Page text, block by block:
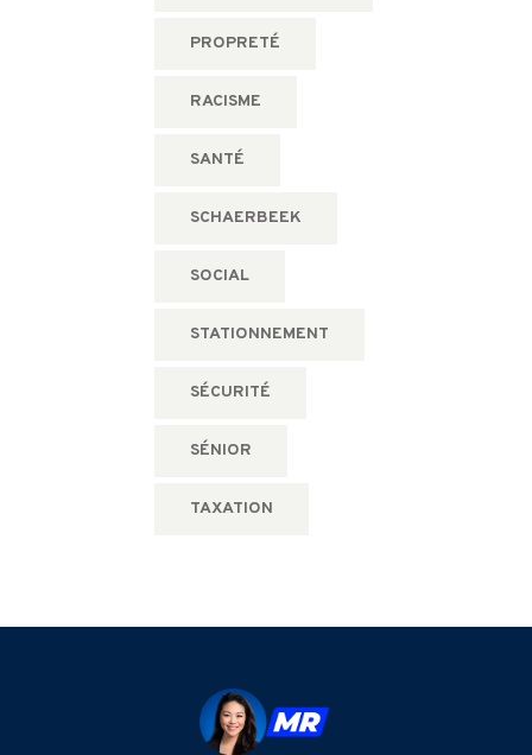
PROPRETÉ
RACISME
SANTÉ
SCHAERBEEK
SOCIAL
STATIONNEMENT
SÉCURITÉ
SÉNIOR
TAXATION